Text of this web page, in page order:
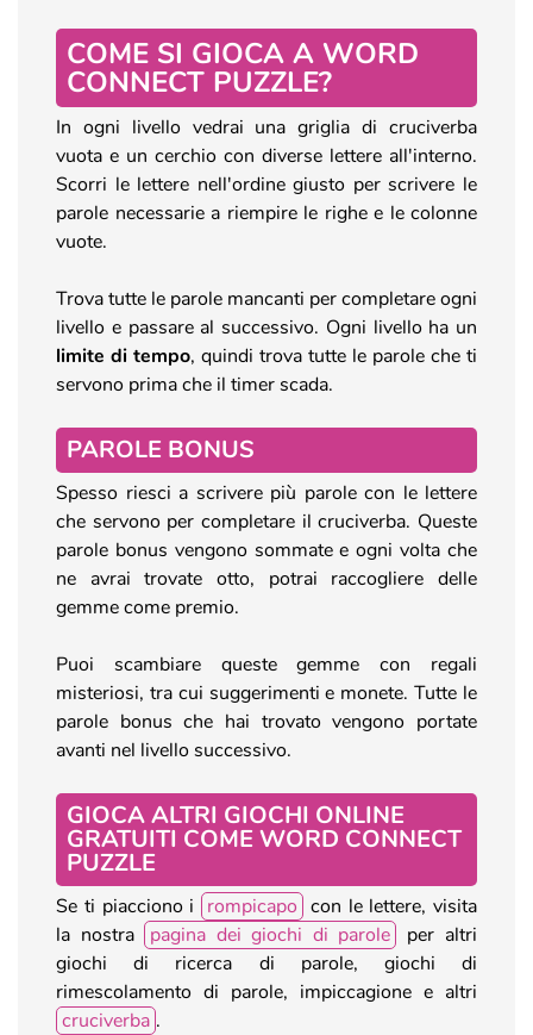
COME SI GIOCA A WORD
CONNECT PUZZLE?
In ogni livello vedrai una griglia di cruciverba
vuota e un cerchio con diverse lettere all'interno.
Scorri le lettere nell'ordine giusto per scrivere le
parole necessarie a riempire le righe e le colonne
vuote.
Trova tutte le parole mancanti per completare ogni
livello e passare al successivo. Ogni livello ha un
limite di tempo, quindi trova tutte le parole che ti
servono prima che il timer scada.
PAROLE BONUS
Spesso riesci a scrivere più parole con le lettere
che servono per completare il cruciverba. Queste
parole bonus vengono sommate e ogni volta che
ne avrai trovate otto, potrai raccogliere delle
gemme come premio.
Puoi scambiare queste gemme con regali
misteriosi, tra cui suggerimenti e monete. Tutte le
parole bonus che hai trovato vengono portate
avanti nel livello successivo.
GIOCA ALTRI GIOCHI ONLINE
GRATUITI COME WORD CONNECT
PUZZLE
Se ti piacciono i rompicapo con le lettere, visita
la nostra
pagina dei giochi di parole
per altri
giochi di ricerca di parole, giochi di
rimescolamento di parole, impiccagione e altri
cruciverba .